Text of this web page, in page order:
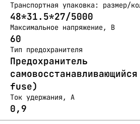
Транспортная упаковка: размер/
48*31.5*27/5000
Максимальное напряжение, В
60
Тип предохранителя
Предохранитель
fuse)
Ток удержания, А
0,9